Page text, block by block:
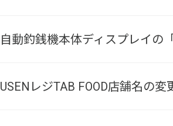
自動釣銭機本体ディスプレイの
USENレジTAB FOOD店舗名の変